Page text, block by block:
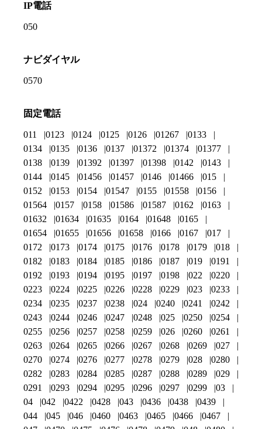
IP電話
050
ナビダイヤル
0570
固定電話
011 0123 0124 0125 0126 01267
0133
0134
0135 0136 0137 01372 01374
01377
0138
0139 01392 01397 01398 0142
0143
0144
0145 01456 01457 0146 01466
015
0152
0153 0154 01547 0155 01558
0156
01564
0157 0158 01586 01587 0162
0163
01632
01634 01635 0164 01648
0165
01654
01655 01656 01658 0166 0167
017
0172
0173 0174 0175 0176 0178 0179
018
0182
0183 0184 0185 0186 0187 019
0191
0192
0193 0194 0195 0197 0198 022
0220
0223
0224 0225 0226 0228 0229 023
0233
0234
0235 0237 0238 024 0240 0241
0242
0243
0244 0246 0247 0248 025 0250
0254
0255
0256 0257 0258 0259 026 0260
0261
0263
0264 0265 0266 0267 0268 0269
027
0270
0274 0276 0277 0278 0279 028
0280
0282
0283 0284 0285 0287 0288 0289
029
0291
0293 0294 0295 0296 0297 0299
03
04
042 0422 0428 043 0436 0438
0439
044
045 046 0460 0463 0465 0466
0467